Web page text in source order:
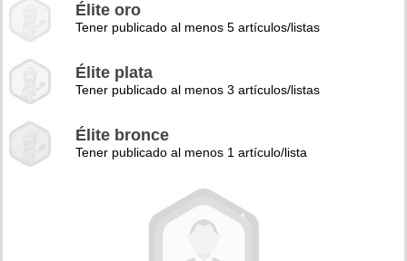
Élite oro
Tener publicado al menos 5 artículos/listas
Élite plata
Tener publicado al menos 3 artículos/listas
Élite bronce
Tener publicado al menos 1 artículo/lista